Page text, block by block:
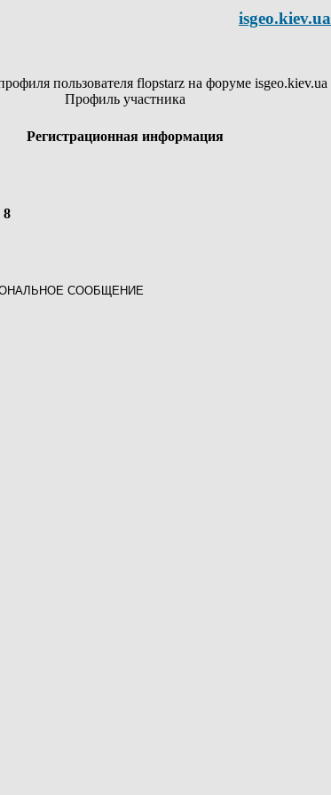
isgeo.kiev.ua
пользователя flopstarz на форуме isgeo.kiev.ua
Профиль участника
Регистрационная информация
8